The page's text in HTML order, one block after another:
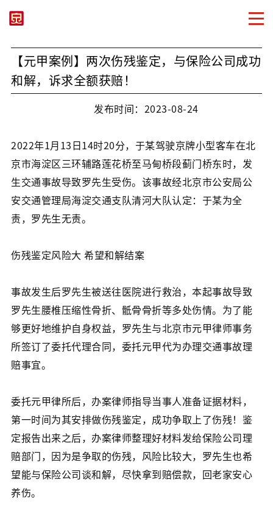
【元甲案例】两次伤残鉴定，与保险公司成功
和解，诉求全额获赔！
发布时间：2023-08-24
2022年1月13日14时20分，于某驾驶京牌小型客车在北
京市海淀区三环辅路莲花桥至马甸桥段蓟门桥东时，发
生交通事故导致罗先生受伤。该事故经北京市公安局公
安交通管理局海淀交通支队清河大队认定：于某为全
责，罗先生无责。
伤残鉴定风险大 希望和解结案
事故发生后罗先生被送往医院进行救治，本起事故导致
罗先生腰椎压缩性骨折、骶骨骨折等多处伤情。为了能
够更好地维护自身权益，罗先生与北京市元甲律师事务
所签订了委托代理合同，委托元甲代为办理交通事故理
赔事宜。
委托元甲律所后，办案律师指导当事人准备证据材料，
第一时间为其安排做伤残鉴定，成功争取上了伤残！鉴
定报告出来之后，办案律师整理好材料发给保险公司理
赔部门，因为是争取的伤残，风险比较大，罗先生也希
望能与保险公司谈和解，尽快拿到赔偿款，回老家安心
养伤。